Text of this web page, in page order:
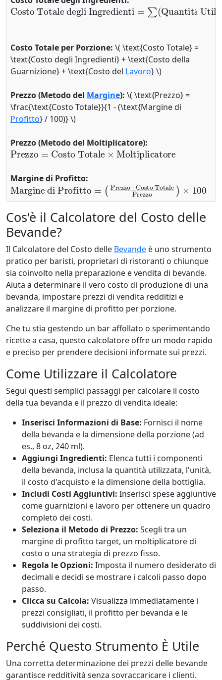
à
Costo Totale degli Ingredienti=∑(
Quantità Utilizzata×
Costo Unitario)
Costo Totale per Porzione: \( \text{Costo Totale} =
\text{Costo degli Ingredienti} + \text{Costo della
Guarnizione} + \text{Costo del Lavoro} \)
Prezzo (Metodo del Margine): \( \text{Prezzo} =
\frac{\text{Costo Totale}}{1 - (\text{Margine di
Profitto} / 100)} \)
Prezzo (Metodo del Moltiplicatore):
Prezzo=Costo Totale×Moltiplicatore
Margine di Profitto:
Margine di Profitto Prezzo −
Costo TotalePrezzo)×100
Cos'è il Calcolatore del Costo delle
Bevande?
Il Calcolatore del Costo delle Bevande è uno strumento
pratico per baristi, proprietari di ristoranti o chiunque
sia coinvolto nella preparazione e vendita di bevande.
Aiuta a determinare il vero costo di produzione di una
bevanda, impostare prezzi di vendita redditizi e
analizzare il margine di profitto per porzione.
Che tu stia gestendo un bar affollato o sperimentando
ricette a casa, questo calcolatore offre un modo rapido
e preciso per prendere decisioni informate sui prezzi.
Come Utilizzare il Calcolatore
Segui questi semplici passaggi per calcolare il costo
della tua bevanda e il prezzo di vendita ideale:
Inserisci Informazioni di Base: Fornisci il nome
della bevanda e la dimensione della porzione (ad
es., 8 oz, 240 ml).
Aggiungi Ingredienti: Elenca tutti i componenti
della bevanda, inclusa la quantità utilizzata, l'unità,
il costo d'acquisto e la dimensione della bottiglia.
Includi Costi Aggiuntivi: Inserisci spese aggiuntive
come guarnizioni e lavoro per ottenere un quadro
completo dei costi.
Seleziona il Metodo di Prezzo: Scegli tra un
margine di profitto target, un moltiplicatore di
costo o una strategia di prezzo fisso.
Regola le Opzioni: Imposta il numero desiderato di
decimali e decidi se mostrare i calcoli passo dopo
passo.
Clicca su Calcola: Visualizza immediatamente i
prezzi consigliati, il profitto per bevanda e le
suddivisioni dei costi.
Perché Questo Strumento È Utile
Una corretta determinazione dei prezzi delle bevande
garantisce redditività senza sovraccaricare i clienti.